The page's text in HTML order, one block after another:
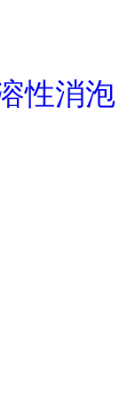
性消泡